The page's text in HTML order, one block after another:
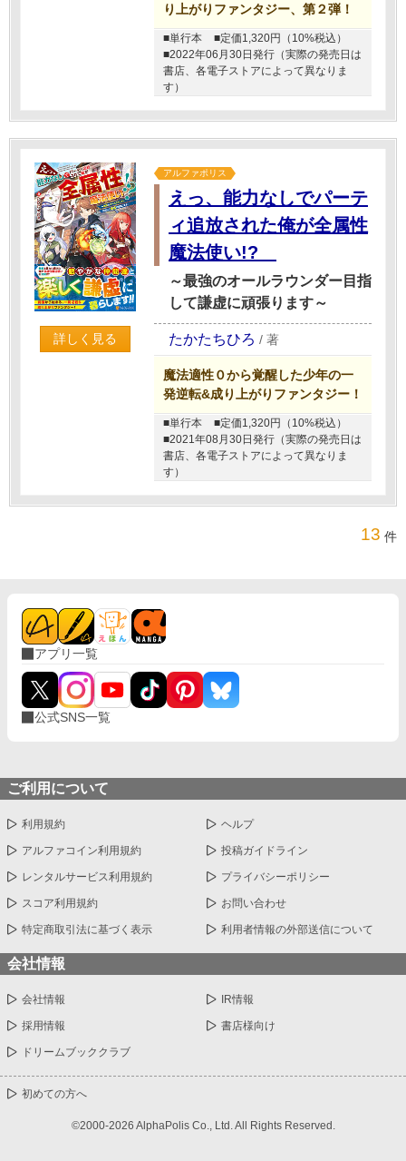
り上がりファンタジー、第２弾！
■単行本
■定価1,320円（10%税込）
■2022年06月30日発行（実際の発売日は
書店、各電子ストアによって異なりま
す）
詳しく見る
アルファポリス
えっ、能力なしでパーテ
ィ追放された俺が全属性
魔法使い!?
～最強のオールラウンダー目指
して謙虚に頑張ります～
たかたちひろ / 著
魔法適性０から覚醒した少年の一
発逆転&成り上がりファンタジー！
■単行本
■定価1,320円（10%税込）
■2021年08月30日発行（実際の発売日は
書店、各電子ストアによって異なりま
す）
13 件
アプリ一覧
公式SNS一覧
ご利用について
利用規約 ヘルプ
アルファコイン利用規約 投稿ガイドライン
レンタルサービス利用規約 プライバシーポリシー
スコア利用規約 お問い合わせ
特定商取引法に基づく表示 利用者情報の外部送信について
会社情報
会社情報 IR情報
採用情報 書店様向け
ドリームブッククラブ
初めての方へ
©2000-2026 AlphaPolis Co., Ltd. All Rights Reserved.